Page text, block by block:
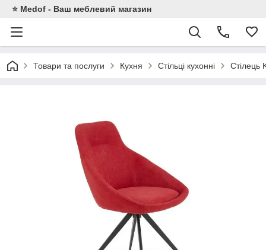
⭐ Medof - Ваш меблевий магазин
Товари та послуги Кухня Стільці кухонні Стілець